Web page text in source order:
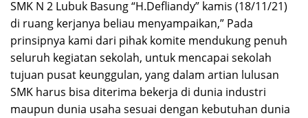
SMK N 2 Lubuk Basung “H.Defliandy” kamis (18/11/21)
di ruang kerjanya beliau menyampaikan,” Pada
prinsipnya kami dari pihak komite mendukung penuh
seluruh kegiatan sekolah, untuk mencapai sekolah
tujuan pusat keunggulan, yang dalam artian lulusan
SMK harus bisa diterima bekerja di dunia industri
maupun dunia usaha sesuai dengan kebutuhan dunia